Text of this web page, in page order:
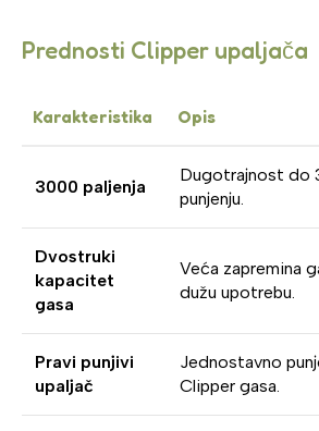
Prednosti Clipper upaljača
Karakteristika Opis
3000 paljenja
Dugotrajnost do
punjenju.
Dvostruki
kapacitet
gasa
Veća zapremina
dužu upotrebu.
Pravi punjivi
upaljač
Jednostavno
Clipper gasa.